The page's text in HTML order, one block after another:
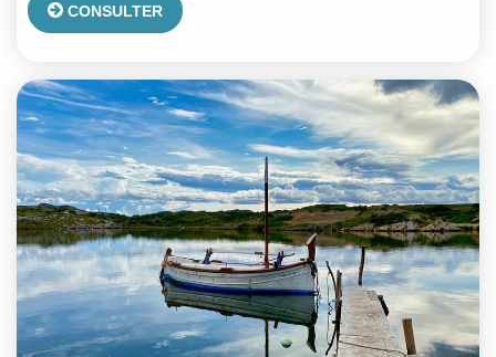
CONSULTER